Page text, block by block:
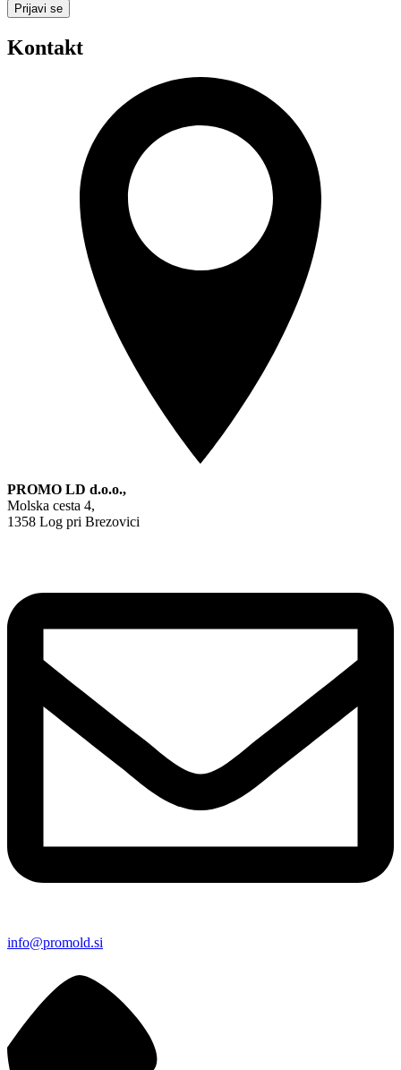
Prijavi se
Kontakt
PROMO LD d.o.o.,
Molska cesta 4,
1358 Log pri Brezovici
info@promold.si